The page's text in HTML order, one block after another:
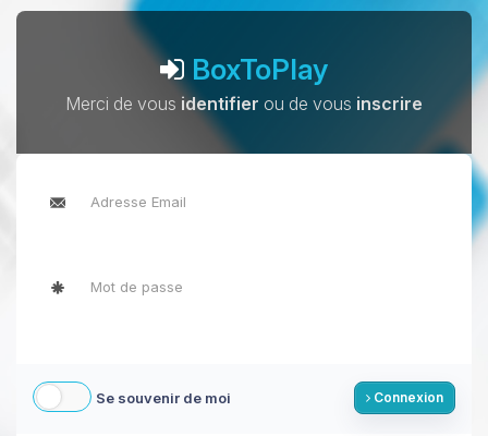
BoxToPlay
Merci de vous identifier ou de vous inscrire
Se souvenir de moi Connexion